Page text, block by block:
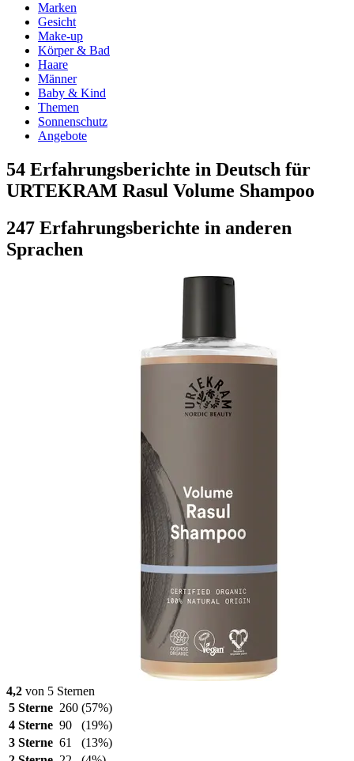
Marken
Gesicht
Make-up
Körper & Bad
Haare
Männer
Baby & Kind
Themen
Sonnenschutz
Angebote
54 Erfahrungsberichte in Deutsch für
URTEKRAM Rasul Volume Shampoo
247 Erfahrungsberichte in anderen
Sprachen
4,2 von 5 Sternen
5 Sterne 260 (57%)
4 Sterne 90
(19%)
3 Sterne 61
(13%)